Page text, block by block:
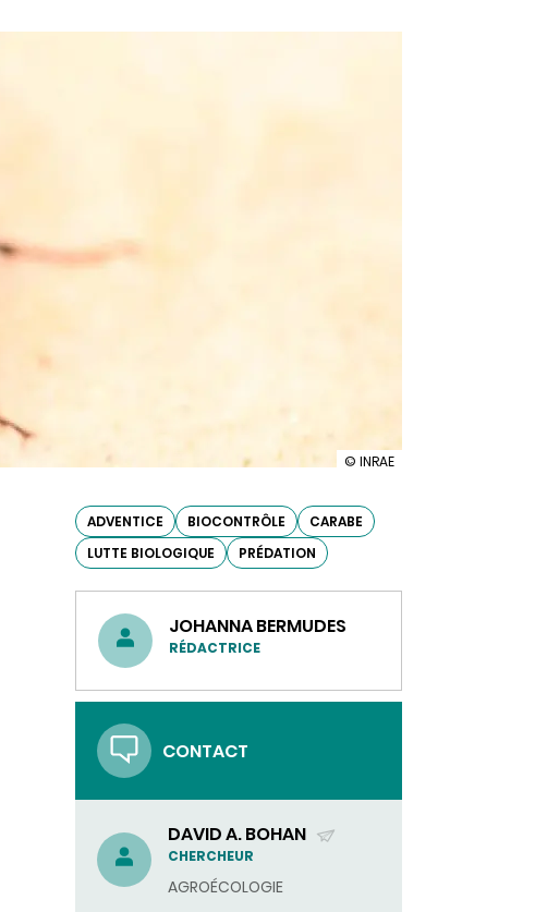
illustration
mauvaises
graines
?
© INRAE
ADVENTICE BIOCONTRÔLE
CARABE
LUTTE BIOLOGIQUE
PRÉDATION
JOHANNA BERMUDES
RÉDACTRICE
CONTACT
DAVID A. BOHAN
(ENVOYER
UN
CHERCHEUR
AGROÉCOLOGIE